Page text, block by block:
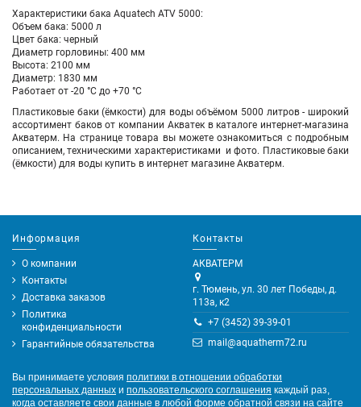
Характеристики бака Aquatech ATV 5000:
Объем бака: 5000 л
Цвет бака: черный
Диаметр горловины: 400 мм
Высота: 2100 мм
Диаметр: 1830 мм
Работает от -20 °С до +70 °С
Пластиковые баки (ёмкости) для воды объёмом 5000 литров- широкий
ассортимент баковот компании Акватекв каталоге интернет-магазина
Акватерм. На странице товара вы можете ознакомиться с подробным
описанием, техническими характеристиками и фото. Пластиковые баки
(ёмкости) для воды купить в интернет магазине Акватерм.
Информация
О компании
Контакты
Доставка заказов
Политика
конфиденциальности
Гарантийные обязательства
Контакты
АКВАТЕРМ
г. Тюмень, ул. 30 лет Победы, д.
113а, к2
+7 (3452) 39-39-01
mail@aquatherm72.ru
Вы принимаете условия политики в отношении обработки
персональных данных и пользовательского соглашения каждый раз,
когда оставляете свои данные в любой форме обратной связи на сайте